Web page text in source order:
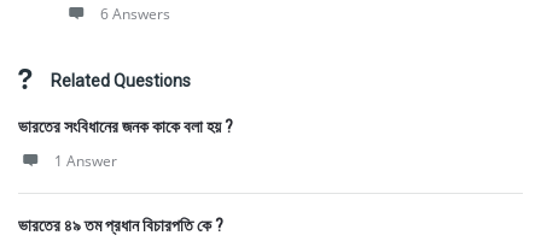
6 Answers
Related Questions
ভারতের সংবিধানের জনক কাকে বলা হয় ?
1 Answer
ভারতের ৪৯ তম প্রধান বিচারপতি কে ?